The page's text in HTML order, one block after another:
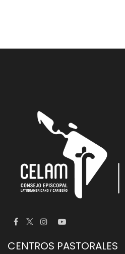
CENTROS PASTORALES